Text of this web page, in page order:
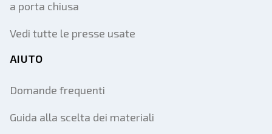
a porta chiusa
Vedi tutte le presse usate
AIUTO
Domande frequenti
Guida alla scelta dei materiali